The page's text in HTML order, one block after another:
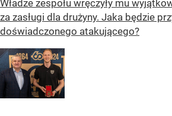
Władze zespołu wręczyły mu
za zasługi dla drużyny. Jaka będzie
doświadczonego atakującego?